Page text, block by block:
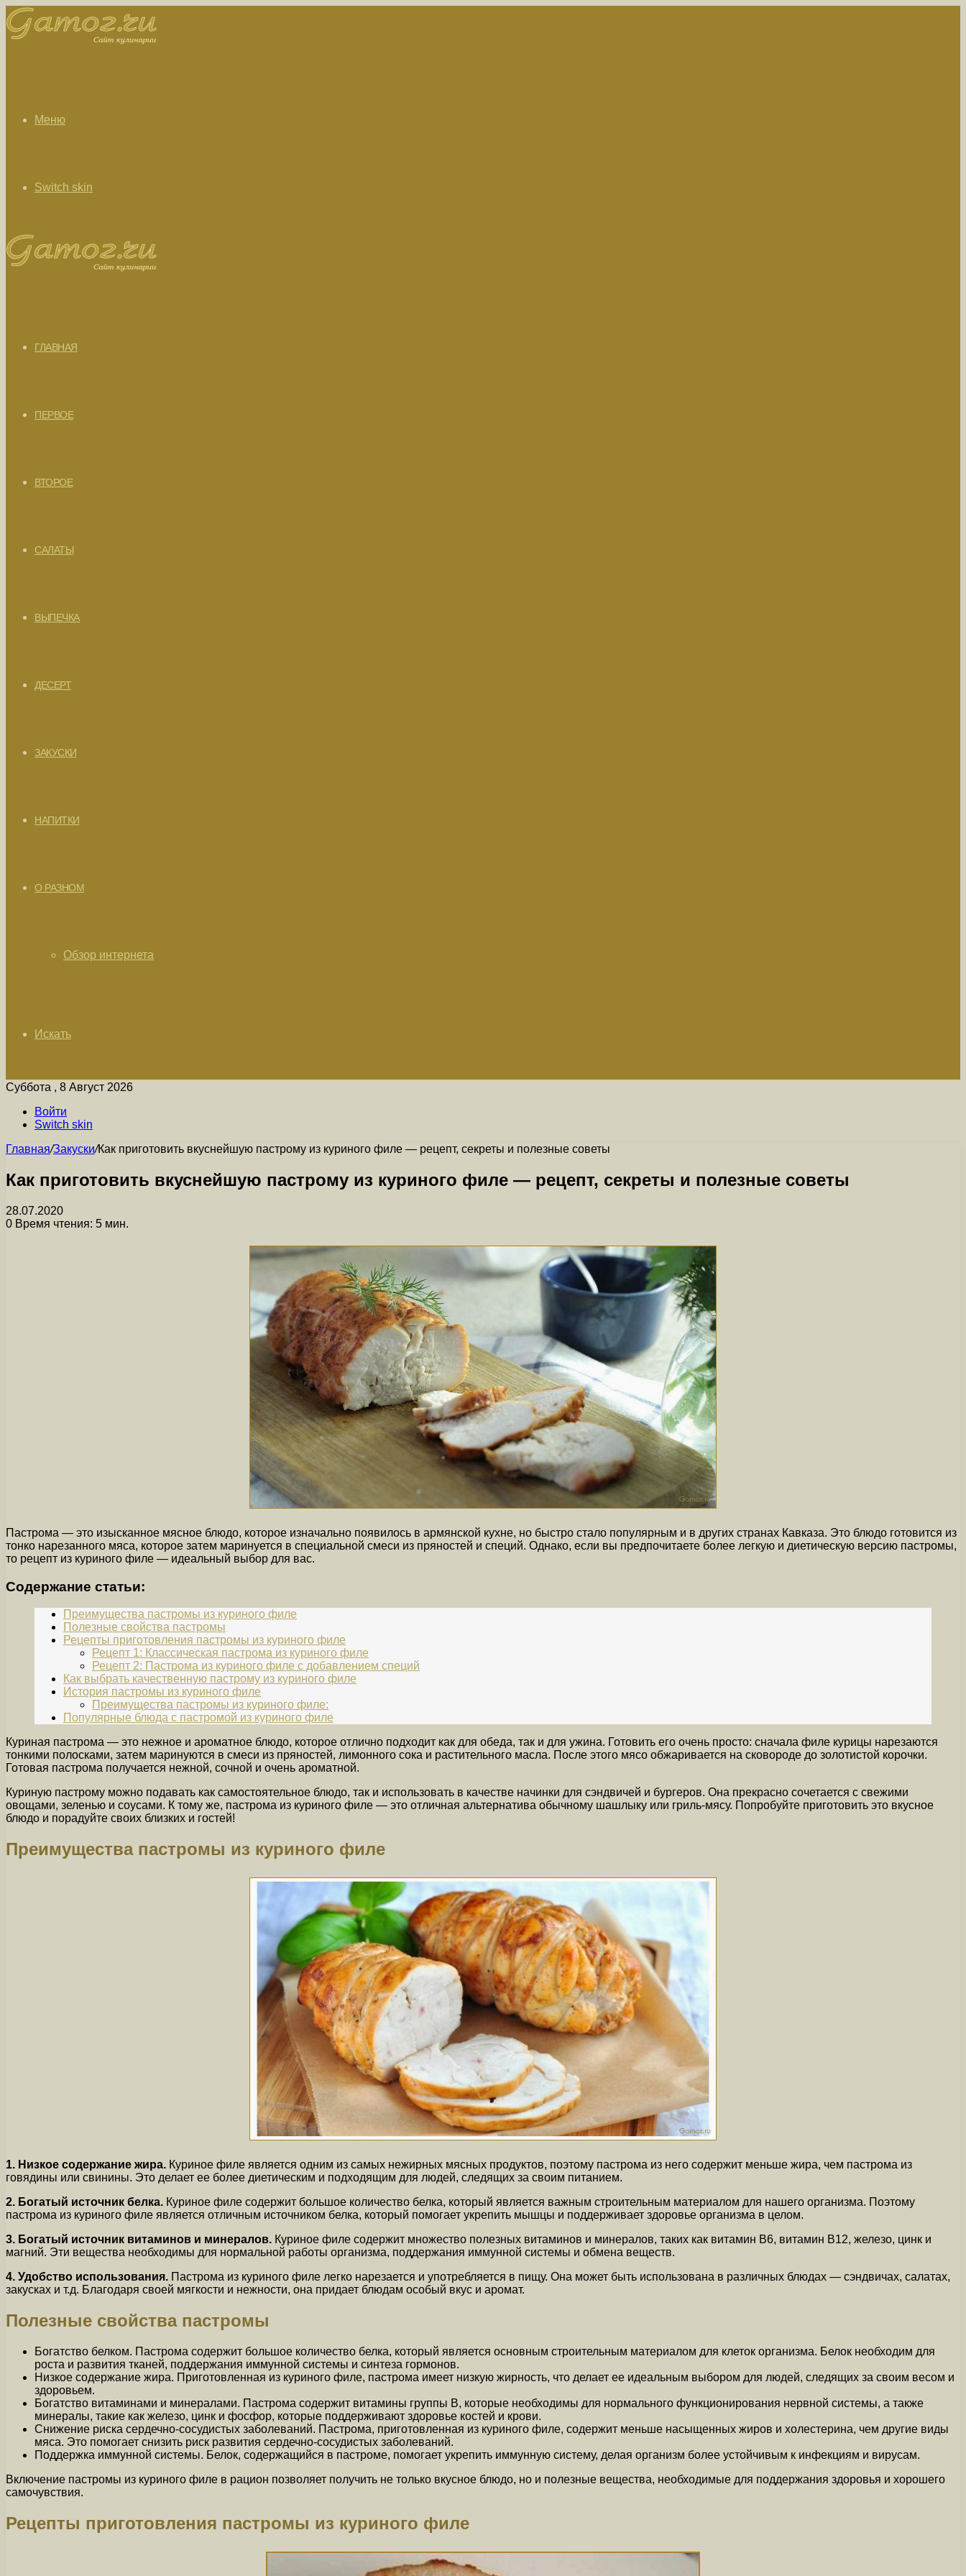
Меню
Switch skin
ГЛАВНАЯ
ПЕРВОЕ
ВТОРОЕ
САЛАТЫ
ВЫПЕЧКА
ДЕСЕРТ
ЗАКУСКИ
НАПИТКИ
О РАЗНОМ
Обзор интернета
Искать
Суббота , 8 Август 2026
Войти
Switch skin
Главная/Закуски/Как приготовить вкуснейшую пастрому из куриного филе — рецепт, секреты и полезные советы
Как приготовить вкуснейшую пастрому из куриного филе — рецепт, секреты и полезные советы
28.07.2020
0 Время чтения: 5 мин.
Пастрома — это изысканное мясное блюдо, которое изначально появилось в армянской кухне, но быстро стало популярным и в других странах Кавказа. Это блюдо готовится из
тонко нарезанного мяса, которое затем маринуется в специальной смеси из пряностей и специй. Однако, если вы предпочитаете более легкую и диетическую версию пастромы,
то рецепт из куриного филе — идеальный выбор для вас.
Содержание статьи:
Преимущества пастромы из куриного филе
Полезные свойства пастромы
Рецепты приготовления пастромы из куриного филе
Рецепт 1: Классическая пастрома из куриного филе
Рецепт 2: Пастрома из куриного филе с добавлением специй
Как выбрать качественную пастрому из куриного филе
История пастромы из куриного филе
Преимущества пастромы из куриного филе:
Популярные блюда с пастромой из куриного филе
Куриная пастрома — это нежное и ароматное блюдо, которое отлично подходит как для обеда, так и для ужина. Готовить его очень просто: сначала филе курицы нарезаются
тонкими полосками, затем маринуются в смеси из пряностей, лимонного сока и растительного масла. После этого мясо обжаривается на сковороде до золотистой корочки.
Готовая пастрома получается нежной, сочной и очень ароматной.
Куриную пастрому можно подавать как самостоятельное блюдо, так и использовать в качестве начинки для сэндвичей и бургеров. Она прекрасно сочетается с свежими
овощами, зеленью и соусами. К тому же, пастрома из куриного филе — это отличная альтернатива обычному шашлыку или гриль-мясу. Попробуйте приготовить это вкусное
блюдо и порадуйте своих близких и гостей!
Преимущества пастромы из куриного филе
1. Низкое содержание жира. Куриное филе является одним из самых нежирных мясных продуктов, поэтому пастрома из него содержит меньше жира, чем пастрома из
говядины или свинины. Это делает ее более диетическим и подходящим для людей, следящих за своим питанием.
2. Богатый источник белка. Куриное филе содержит большое количество белка, который является важным строительным материалом для нашего организма. Поэтому
пастрома из куриного филе является отличным источником белка, который помогает укрепить мышцы и поддерживает здоровье организма в целом.
3. Богатый источник витаминов и минералов. Куриное филе содержит множество полезных витаминов и минералов, таких как витамин В6, витамин В12, железо, цинк и
магний. Эти вещества необходимы для нормальной работы организма, поддержания иммунной системы и обмена веществ.
4. Удобство использования. Пастрома из куриного филе легко нарезается и употребляется в пищу. Она может быть использована в различных блюдах — сэндвичах, салатах,
закусках и т.д. Благодаря своей мягкости и нежности, она придает блюдам особый вкус и аромат.
Полезные свойства пастромы
Богатство белком. Пастрома содержит большое количество белка, который является основным строительным материалом для клеток организма. Белок необходим для
роста и развития тканей, поддержания иммунной системы и синтеза гормонов.
Низкое содержание жира. Приготовленная из куриного филе, пастрома имеет низкую жирность, что делает ее идеальным выбором для людей, следящих за своим весом и
здоровьем.
Богатство витаминами и минералами. Пастрома содержит витамины группы В, которые необходимы для нормального функционирования нервной системы, а также
минералы, такие как железо, цинк и фосфор, которые поддерживают здоровье костей и крови.
Снижение риска сердечно-сосудистых заболеваний. Пастрома, приготовленная из куриного филе, содержит меньше насыщенных жиров и холестерина, чем другие виды
мяса. Это помогает снизить риск развития сердечно-сосудистых заболеваний.
Поддержка иммунной системы. Белок, содержащийся в пастроме, помогает укрепить иммунную систему, делая организм более устойчивым к инфекциям и вирусам.
Включение пастромы из куриного филе в рацион позволяет получить не только вкусное блюдо, но и полезные вещества, необходимые для поддержания здоровья и хорошего
самочувствия.
Рецепты приготовления пастромы из куриного филе